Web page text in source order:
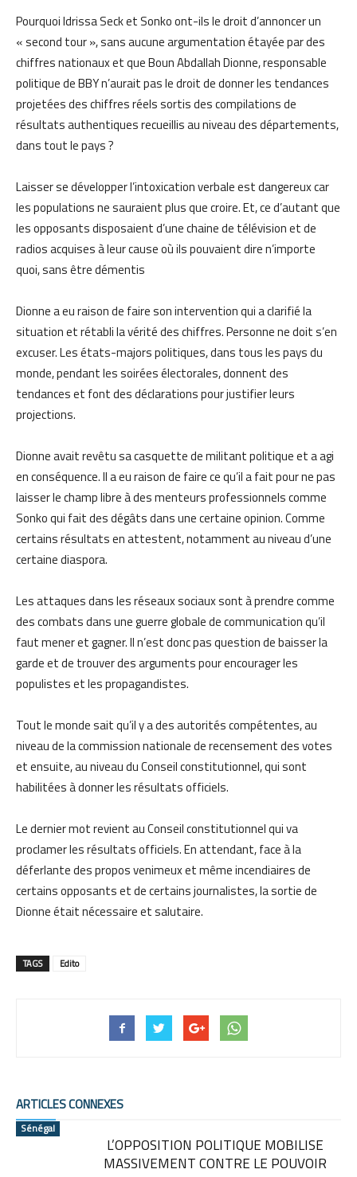
Pourquoi Idrissa Seck et Sonko ont-ils le droit d’annoncer un
« second tour », sans aucune argumentation étayée par des
chiffres nationaux et que Boun Abdallah Dionne, responsable
politique de BBY n’aurait pas le droit de donner les tendances
projetées des chiffres réels sortis des compilations de
résultats authentiques recueillis au niveau des départements,
dans tout le pays ?
Laisser se développer l’intoxication verbale est dangereux car
les populations ne sauraient plus que croire. Et, ce d’autant que
les opposants disposaient d’une chaine de télévision et de
radios acquises à leur cause où ils pouvaient dire n’importe
quoi, sans être démentis
Dionne a eu raison de faire son intervention qui a clarifié la
situation et rétabli la vérité des chiffres. Personne ne doit s’en
excuser. Les états-majors politiques, dans tous les pays du
monde, pendant les soirées électorales, donnent des
tendances et font des déclarations pour justifier leurs
projections.
Dionne avait revêtu sa casquette de militant politique et a agi
en conséquence. Il a eu raison de faire ce qu’il a fait pour ne pas
laisser le champ libre à des menteurs professionnels comme
Sonko qui fait des dégâts dans une certaine opinion. Comme
certains résultats en attestent, notamment au niveau d’une
certaine diaspora.
Les attaques dans les réseaux sociaux sont à prendre comme
des combats dans une guerre globale de communication qu’il
faut mener et gagner. Il n’est donc pas question de baisser la
garde et de trouver des arguments pour encourager les
populistes et les propagandistes.
Tout le monde sait qu’il y a des autorités compétentes, au
niveau de la commission nationale de recensement des votes
et ensuite, au niveau du Conseil constitutionnel, qui sont
habilitées à donner les résultats officiels.
Le dernier mot revient au Conseil constitutionnel qui va
proclamer les résultats officiels. En attendant, face à la
déferlante des propos venimeux et même incendiaires de
certains opposants et de certains journalistes, la sortie de
Dionne était nécessaire et salutaire.
TAGS Edito
ARTICLES CONNEXES
Sénégal
L’OPPOSITION POLITIQUE MOBILISE
MASSIVEMENT CONTRE LE POUVOIR